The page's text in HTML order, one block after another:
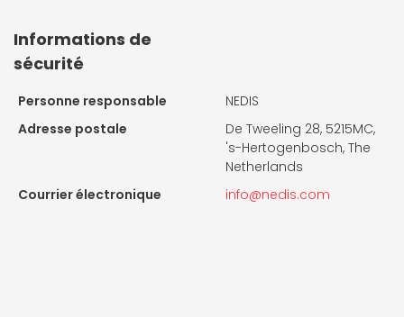
Informations de
sécurité
Personne responsable
NEDIS
Adresse postale
De Tweeling 28, 5215MC,
's-Hertogenbosch, The
Netherlands
Courrier électronique
info@nedis.com